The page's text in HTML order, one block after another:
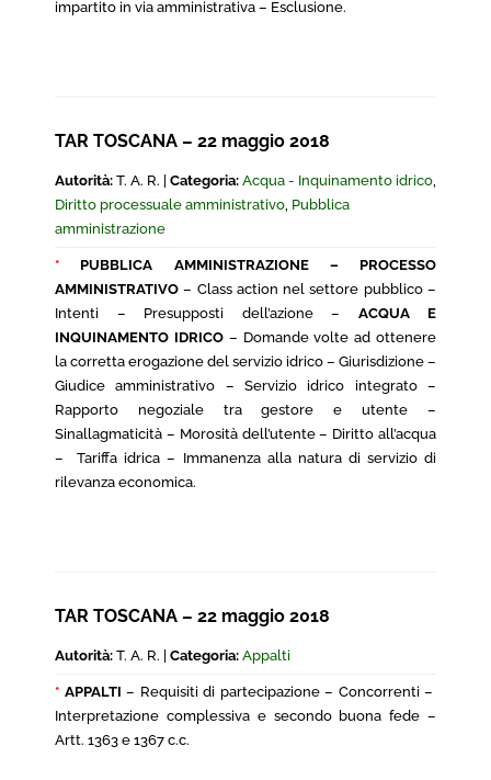
impartito in via amministrativa – Esclusione.
TAR TOSCANA – 22 maggio 2018
Autorità: T. A. R. | Categoria: Acqua - Inquinamento idrico,
Diritto processuale amministrativo, Pubblica
amministrazione
* PUBBLICA AMMINISTRAZIONE – PROCESSO
AMMINISTRATIVO – Class action nel settore pubblico –
Intenti – Presupposti dell’azione – ACQUA E
INQUINAMENTO IDRICO– Domande volte ad ottenere
la corretta erogazione del servizio idrico – Giurisdizione –
Giudice amministrativo – Servizio idrico integrato –
Rapporto negoziale tra gestore e utente –
Sinallagmaticità – Morosità dell’utente – Diritto all’acqua
– Tariffa idrica – Immanenza alla natura di servizio di
rilevanza economica.
TAR TOSCANA – 22 maggio 2018
Autorità: T. A. R. | Categoria: Appalti
* APPALTI – Requisiti di partecipazione – Concorrenti –
Interpretazione complessiva e secondo buona fede –
Artt. 1363 e 1367 c.c.